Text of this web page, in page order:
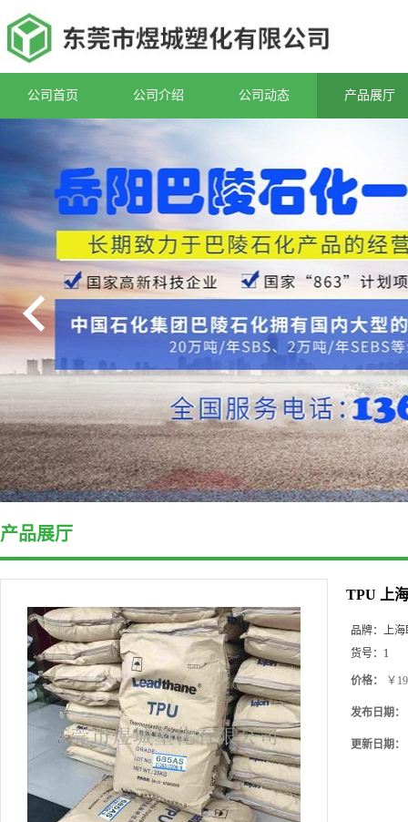
公司首页 公司介绍 公司动态 产品展厅
产品展厅
TPU 上
品牌： 上海
货号： 1
价格： ￥
发布日期：
更新日期：